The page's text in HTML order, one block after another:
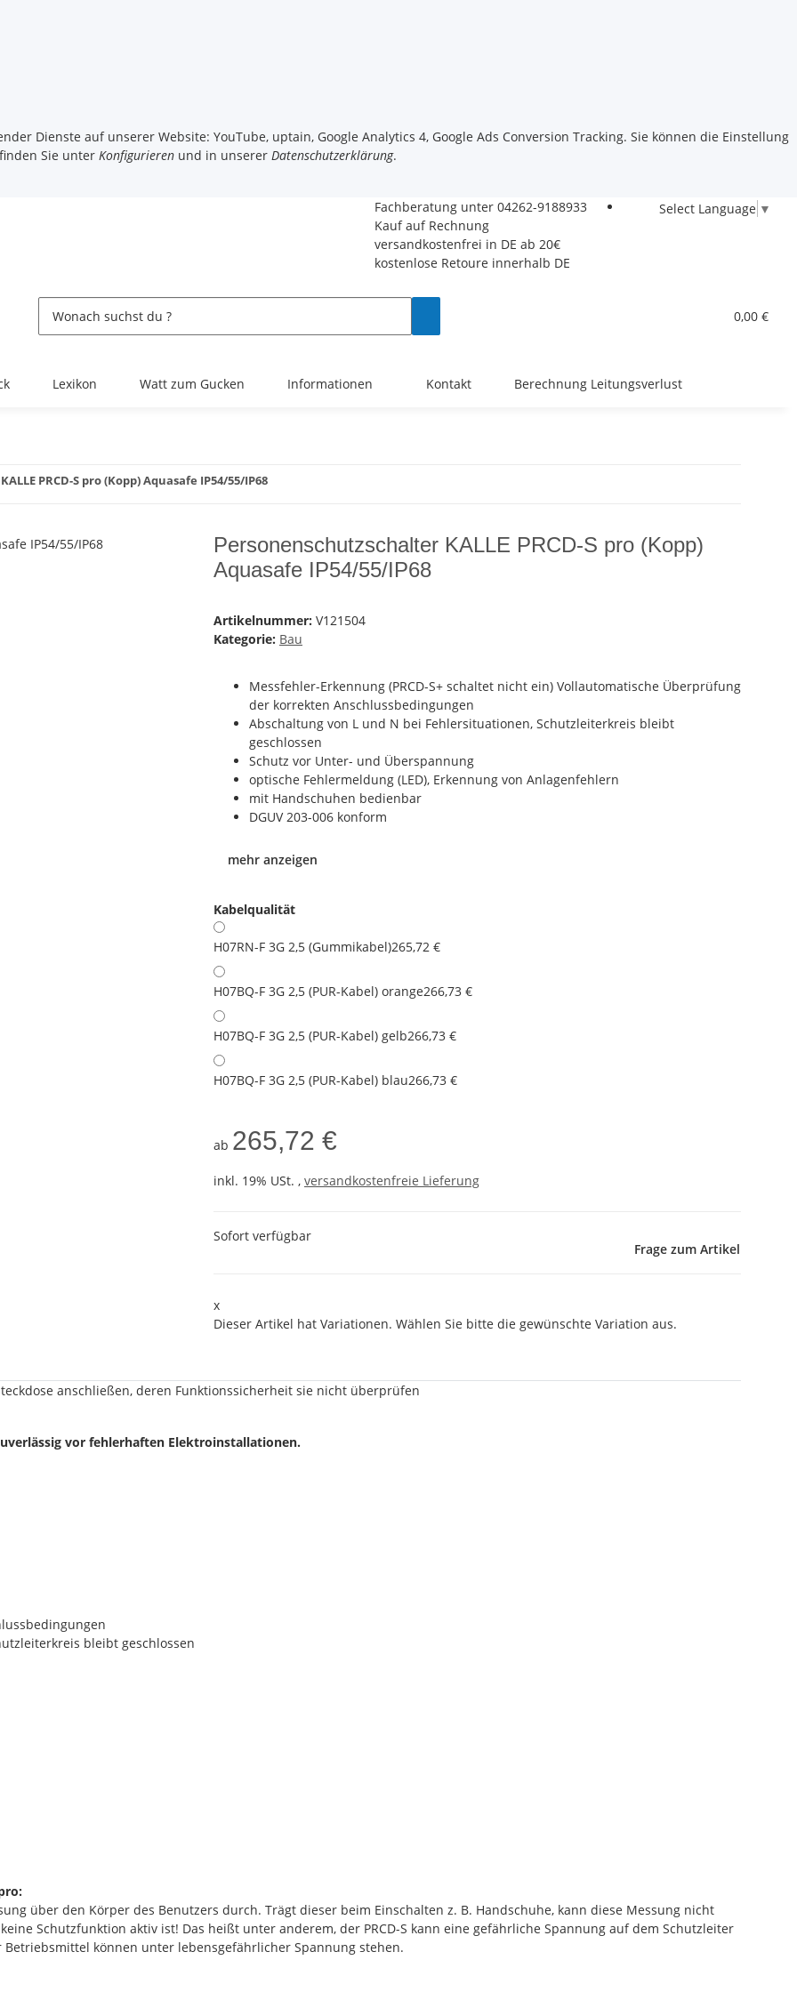
Dienste auf unserer Website: YouTube, uptain, Google Analytics 4, Google Ads Conversion Tracking. Sie können die Einstellung
Sie unter Konfigurieren und in unserer Datenschutzerklärung.
Fachberatung unter 04262-9188933
Kauf auf Rechnung
versandkostenfrei in DE ab 20€
kostenlose Retoure innerhalb DE
Select Language ▼
0,00 €
Lexikon Watt zum Gucken Informationen Kontakt Berechnung Leitungsverlust
PRCD-S pro (Kopp) Aquasafe IP54/55/IP68
Personenschutzschalter KALLE PRCD-S pro (Kopp)
Aquasafe IP54/55/IP68
Artikelnummer: V121504
Kategorie: Bau
Messfehler-Erkennung (PRCD-S+ schaltet nicht ein) Vollautomatische Überprüfung
der korrekten Anschlussbedingungen
Abschaltung von L und N bei Fehlersituationen, Schutzleiterkreis bleibt
geschlossen
Schutz vor Unter- und Überspannung
optische Fehlermeldung (LED), Erkennung von Anlagenfehlern
mit Handschuhen bedienbar
DGUV 203-006 konform
mehr anzeigen
Kabelqualität
H07RN-F 3G 2,5 (Gummikabel)265,72 €
H07BQ-F 3G 2,5 (PUR-Kabel) orange266,73 €
H07BQ-F 3G 2,5 (PUR-Kabel) gelb266,73 €
H07BQ-F 3G 2,5 (PUR-Kabel) blau266,73 €
ab 265,72 €
inkl. 19% USt. , versandkostenfreie Lieferung
Sofort verfügbar
Frage zum Artikel
x
Dieser Artikel hat Variationen. Wählen Sie bitte die gewünschte Variation aus.
anschließen, deren Funktionssicherheit sie nicht überprüfen
vor fehlerhaften Elektroinstallationen.
bleibt geschlossen
über den Körper des Benutzers durch. Trägt dieser beim Einschalten z. B. Handschuhe, kann diese Messung nicht
Schutzfunktion aktiv ist! Das heißt unter anderem, der PRCD-S kann eine gefährliche Spannung auf dem Schutzleiter
Betriebsmittel können unter lebensgefährlicher Spannung stehen.